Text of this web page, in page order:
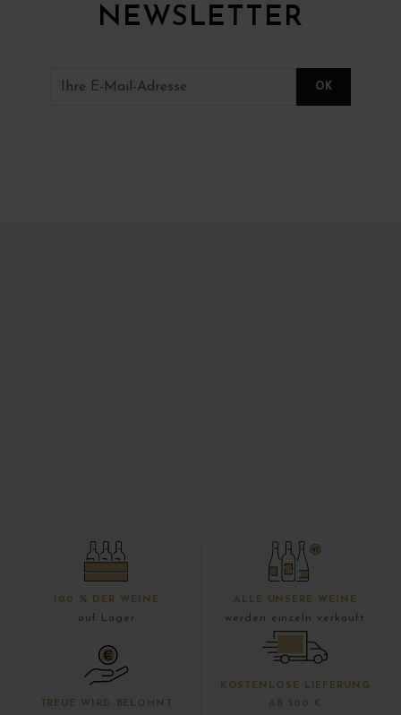
NEWSLETTER
100 % DER WEINE
auf Lager
ALLE UNSERE WEINE
werden einzeln verkauft
TREUE WIRD BELOHNT
KOSTENLOSE LIEFERUNG
AB 300 €